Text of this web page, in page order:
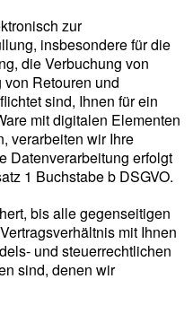
zur
insbesondere für die
die Verbuchung von
Retouren und
sind, Ihnen für ein
mit digitalen Elementen
verarbeiten wir Ihre
Datenverarbeitung erfolgt
1 Buchstabe b DSGVO.
bis alle gegenseitigen
mit Ihnen
und steuerrechtlichen
sind, denen wir